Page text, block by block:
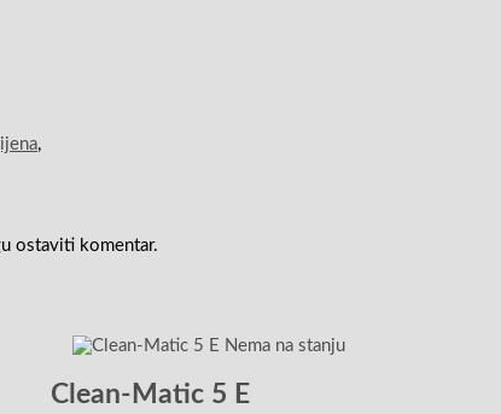
,
ostaviti komentar.
Nema na stanju
Clean-Matic 5 E